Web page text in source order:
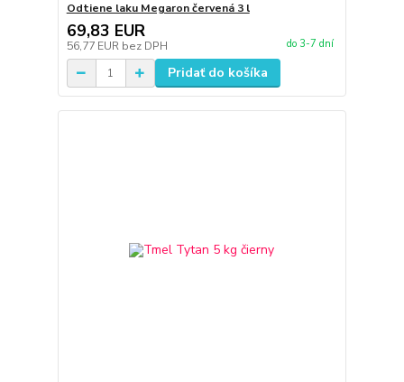
Odtiene laku Megaron červená 3 l
69,83 EUR
56,77 EUR bez DPH do 3-7 dní
Pridať do košíka